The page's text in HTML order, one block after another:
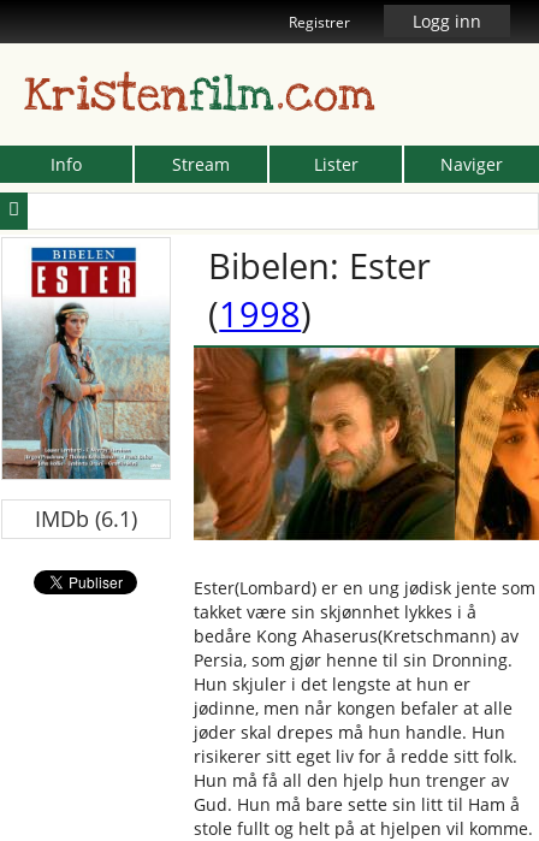
Registrer Logg inn
Kristenfilm.com
Info Stream Lister Naviger
IMDb (6.1)
Bibelen: Ester
(1998)
Ester(Lombard) er en ung jødisk jente som
takket være sin skjønnhet lykkes i å
bedåre Kong Ahaserus(Kretschmann) av
Persia, som gjør henne til sin Dronning.
Hun skjuler i det lengste at hun er
jødinne, men når kongen befaler at alle
jøder skal drepes må hun handle. Hun
risikerer sitt eget liv for å redde sitt folk.
Hun må få all den hjelp hun trenger av
Gud. Hun må bare sette sin litt til Ham å
stole fullt og helt på at hjelpen vil komme.